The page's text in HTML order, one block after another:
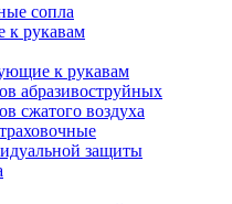
сопла
к рукавам
к рукавам
абразивоструйных
сжатого воздуха
защиты